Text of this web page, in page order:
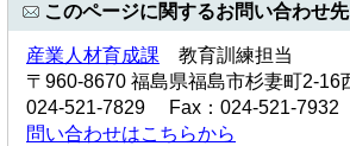
このページに関するお問い合わせ先
産業人材育成課 教育訓練担当
〒960-8670 福島県福島市杉妻町2-
024-521-7829 Fax：024-521-
問い合わせはこちらから